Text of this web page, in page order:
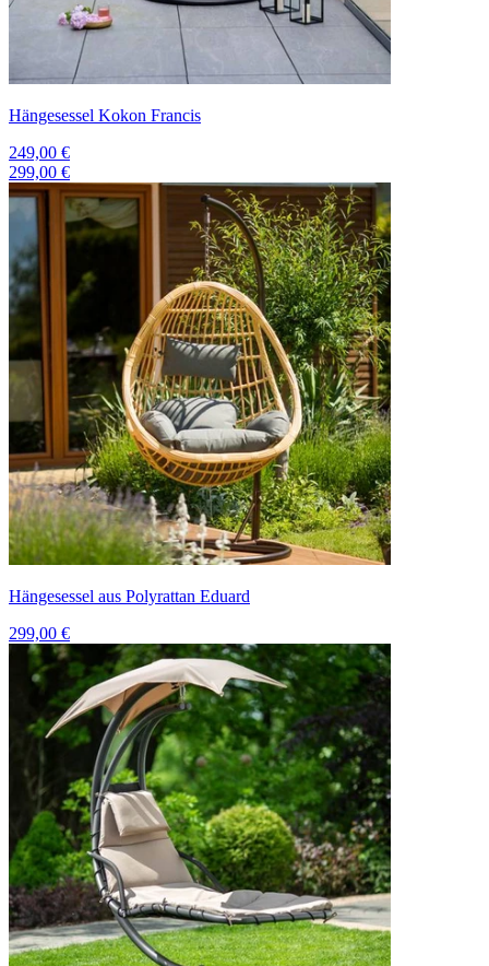
Hängesessel Kokon Francis
249,00 €
299,00 €
Hängesessel aus Polyrattan Eduard
299,00 €